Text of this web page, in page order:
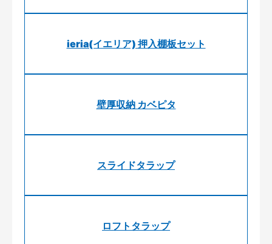
ieria(イエリア) 押入棚板セット
壁厚収納 カベピタ
スライドタラップ
ロフトタラップ